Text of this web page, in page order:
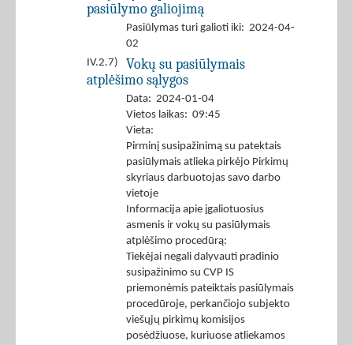
pasiūlymo galiojimą
Pasiūlymas turi galioti iki: 2024-04-
02
IV.2.7)
Vokų su pasiūlymais
atplėšimo sąlygos
Data: 2024-01-04
Vietos laikas: 09:45
Vieta:
Pirminį susipažinimą su patektais
pasiūlymais atlieka pirkėjo Pirkimų
skyriaus darbuotojas savo darbo
vietoje
Informacija apie įgaliotuosius
asmenis ir vokų su pasiūlymais
atplėšimo procedūrą:
Tiekėjai negali dalyvauti pradinio
susipažinimo su CVP IS
priemonėmis pateiktais pasiūlymais
procedūroje, perkančiojo subjekto
viešųjų pirkimų komisijos
posėdžiuose, kuriuose atliekamos